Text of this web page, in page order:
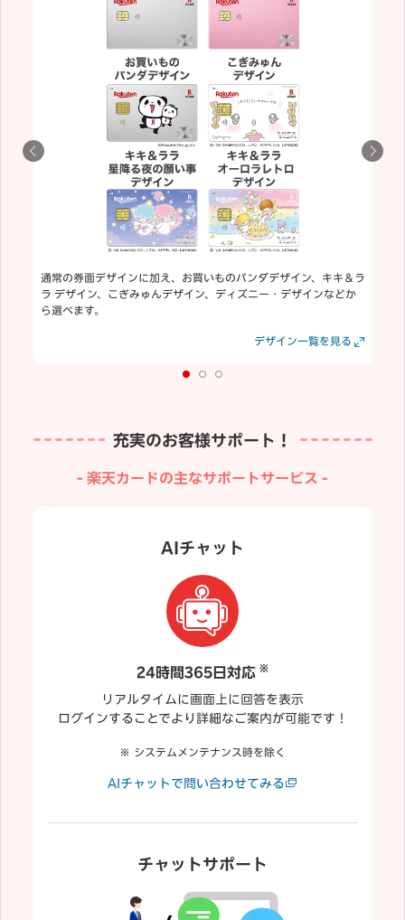
通常の券面デザインに加え、お買いものパンダデザイン、キキ＆ラ
ラ デザイン、こぎみゅんデザイン、ディズニー・デザインなどか
ら選べます。
デザイン一覧を見る
充実のお客様サポート！
楽天カードの主なサポートサービス
AIチャット
24時間365日対応※
リアルタイムに画面上に回答を表示
ログインすることでより詳細なご案内が可能です！
システムメンテナンス時を除く
AIチャットで問い合わせてみる
チャットサポート